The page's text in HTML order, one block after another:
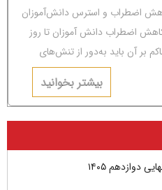
توصیه‌های مفید به والدین جهت کاهش اضطراب و استرس دانش‌آموزان
تا کنکور برای کاهش اضطراب دانش آموزان تا روز
بر آن باید به‌دور از تنش‌های
بیشتر بخوانید
دوازدهم ۱۴۰۵